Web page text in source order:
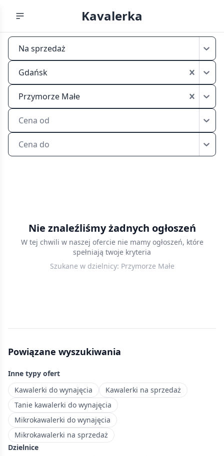
Kavalerka
Tanie
na
Gdańsk
Małe
Na sprzedaż
Gdańsk
Przymorze Małe
Cena od
Cena do
sprzedaż
Gdańsku
przystępne
na
lub
pod
inwestycję.
Nadmorska
dzielnica
mieszkaniowa
z
Nie znaleźliśmy żadnych ogłoszeń
W tej chwili w naszej ofercie nie mamy ogłoszeń, które
spełniają twoje kryteria
Szukane w dzielnicy: Przymorze Małe
Powiązane wyszukiwania
Inne typy ofert
Kawalerki do wynajęcia
Kawalerki na sprzedaż
Tanie kawalerki do wynajęcia
Mikrokawalerki do wynajęcia
Mikrokawalerki na sprzedaż
Dzielnice